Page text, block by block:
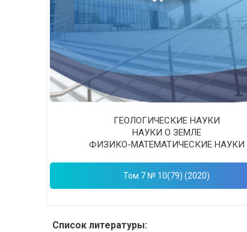
ГЕОЛОГИЧЕСКИЕ НАУКИ
НАУКИ О ЗЕМЛЕ
ФИЗИКО-МАТЕМАТИЧЕСКИЕ НАУКИ
Том 7 № 10(79) (2020)
Список литературы: